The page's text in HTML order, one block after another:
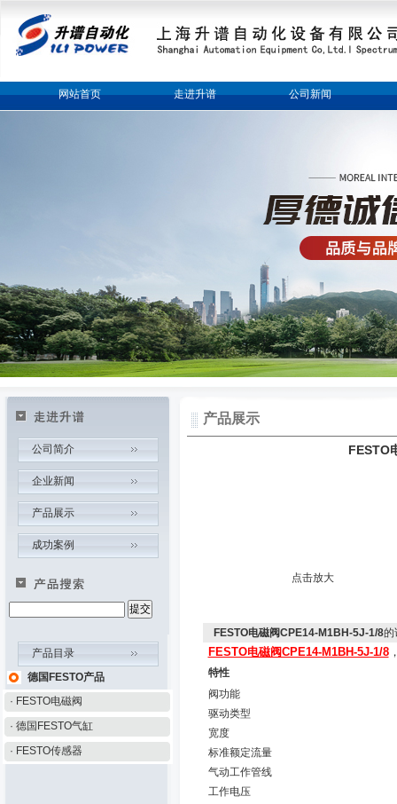
网站首页 走进升谱 公司新闻
公司简介
企业新闻
产品展示
成功案例
产品目录
德国FESTO产品
· FESTO电磁阀
· 德国FESTO气缸
· FESTO传感器
产品展示
FESTO
点击放大
FESTO电磁阀CPE14-M1BH-5J-1/8的
FESTO电磁阀CPE14-M1BH-5J-1/8
特性
阀功能
驱动类型
宽度
标准额定流量
气动工作管线
工作电压